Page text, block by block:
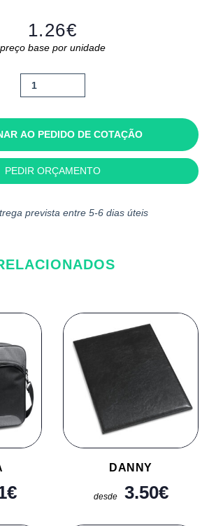
1.26€
preço base por unidade
Quantidade
de
Vivi
AO PEDIDO DE COTAÇÃO
PEDIR ORÇAMENTO
prevista entre 5-6 dias úteis
€
DANNY
desde 3.50€